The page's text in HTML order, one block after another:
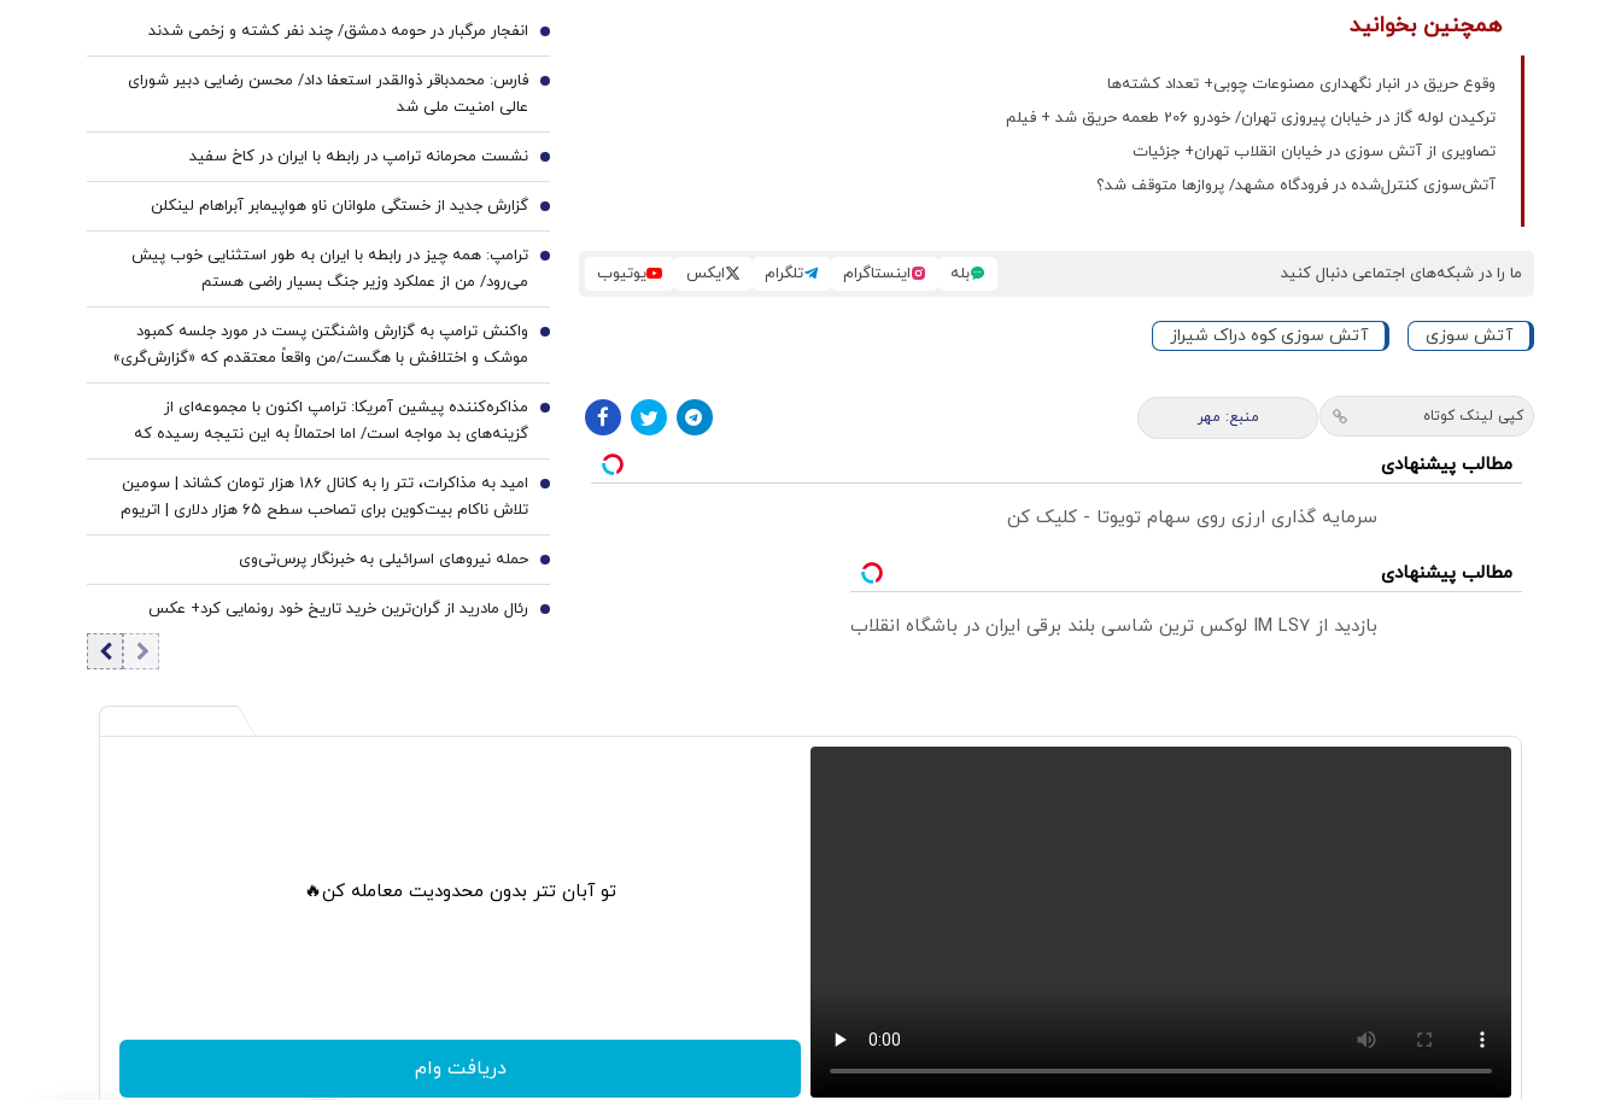
همچنین بخوانید
وقوع حریق در انبار نگهداری مصنوعات چوبی+ تعداد کشته‌ها
ترکیدن لوله گاز در خیابان پیروزی تهران/ خودرو 206 طعمه حریق شد + فیلم
تصاویری از آتش سوزی در خیابان انقلاب تهران+ جزئیات
آتش‌سوزی کنترل‌شده در فرودگاه مشهد/ پروازها متوقف شد؟
ما را در شبکه‌های اجتماعی دنبال کنید بله اینستاگرام تلگرام ایکس یوتیوب
آتش سوزی آتش سوزی کوه دراک شیراز
کپی لینک کوتاه منبع: مهر
مطالب پیشنهادی
سرمایه گذاری ارزی روی سهام تویوتا - کلیک کن
مطالب پیشنهادی
بازدید از IM LS7 لوکس ترین شاسی بلند برقی ایران در باشگاه انقلاب
انفجار مرگبار در حومه دمشق/ چند نفر کشته و زخمی شدند 1
فارس: محمدباقر ذوالقدر استعفا داد/ محسن رضایی دبیر شورای
عالی امنیت ملی شد
2
نشست محرمانه ترامپ در رابطه با ایران در کاخ سفید 3
گزارش جدید از خستگی ملوانان ناو هواپیمابر آبراهام لینکلن 4
ترامپ: همه چیز در رابطه با ایران به طور استثنایی خوب پیش
می‌رود/ من از عملکرد وزیر جنگ بسیار راضی هستم
5
واکنش ترامپ به گزارش واشنگتن پست در مورد جلسه کمبود
موشک و اختلافش با هگست/من واقعاً معتقدم که «گزارش‌گری»
دروغین آنها خیانت‌آمیز است! + عکس
6
مذاکره‌کننده پیشین آمریکا: ترامپ اکنون با مجموعه‌ای از
گزینه‌های بد مواجه است/ اما احتمالاً به این نتیجه رسیده که
نمی‌تواند این جنگ را برای همیشه ادامه دهد
7
امید به مذاکرات، تتر را به کانال ۱۸۶ هزار تومان کشاند | سومین
تلاش ناکام بیت‌کوین برای تصاحب سطح ۶۵ هزار دلاری | اتریوم
سبزپوش ماند، کاردانو در صدر بازدهی بازار
8
حمله نیروهای اسرائیلی به خبرنگار پرس‌تی‌وی 9
رئال مادرید از گران‌ترین خرید تاریخ خود رونمایی کرد+ عکس 10
تو آبان تتر بدون محدودیت معامله کن🔥
دریافت وام